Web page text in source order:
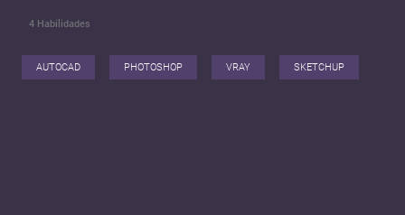
4 Habilidades
AUTOCAD PHOTOSHOP VRAY SKETCHUP